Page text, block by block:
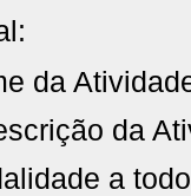
da
da
a